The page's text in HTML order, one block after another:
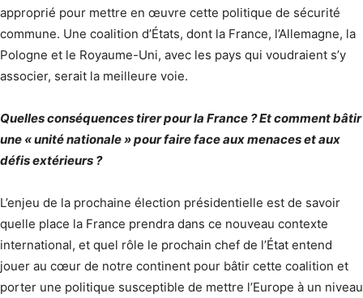
approprié pour mettre en œuvre cette politique de sécurité
commune. Une coalition d’États, dont la France, l’Allemagne, la
Pologne et le Royaume-Uni, avec les pays qui voudraient s’y
associer, serait la meilleure voie.
Quelles conséquences tirer pour la France ? Et comment bâtir
une « unité nationale » pour faire face aux menaces et aux
défis extérieurs ?
L’enjeu de la prochaine élection présidentielle est de savoir
quelle place la France prendra dans ce nouveau contexte
international, et quel rôle le prochain chef de l’État entend
jouer au cœur de notre continent pour bâtir cette coalition et
porter une politique susceptible de mettre l’Europe à un niveau